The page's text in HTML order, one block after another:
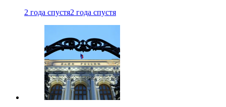
2 года спустя2 года спустя